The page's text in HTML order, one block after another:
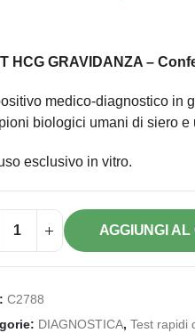
HCG GRAVIDANZA –
medico-diagnostico in
biologici umani di siero e
esclusivo in vitro.
AGGIUNGI
C2788
DIAGNOSTICA, Test rapidi